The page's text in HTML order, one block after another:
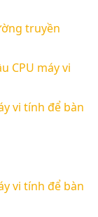
truyền
CPU máy vi
vi tính để bàn
vi tính để bàn